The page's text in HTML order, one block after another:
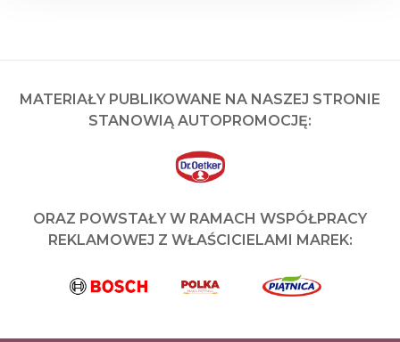
MATERIAŁY PUBLIKOWANE NA NASZEJ STRONIE
STANOWIĄ AUTOPROMOCJĘ:
ORAZ POWSTAŁY W RAMACH WSPÓŁPRACY
REKLAMOWEJ Z WŁAŚCICIELAMI MAREK: